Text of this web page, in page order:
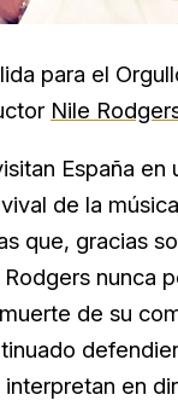
para el
Nile
España
de la
que, gracias
nunca
de su
en